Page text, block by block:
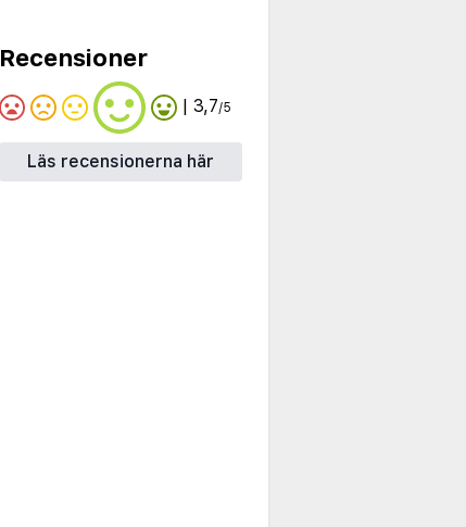
Recensioner
| 3,7/5
Läs recensionerna här